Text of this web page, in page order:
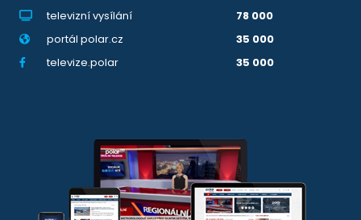
televizní vysílání
78 000
portál polar.cz
35 000
televize.polar
35 000